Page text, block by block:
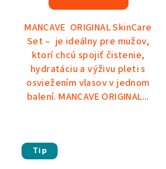
MANCAVE ORIGINAL SkinCare
Set – je ideálny pre mužov,
ktorí chcú spojiť čistenie,
hydratáciu a výživu pleti s
osviežením vlasov v jednom
balení. MANCAVE ORIGINAL...
Tip